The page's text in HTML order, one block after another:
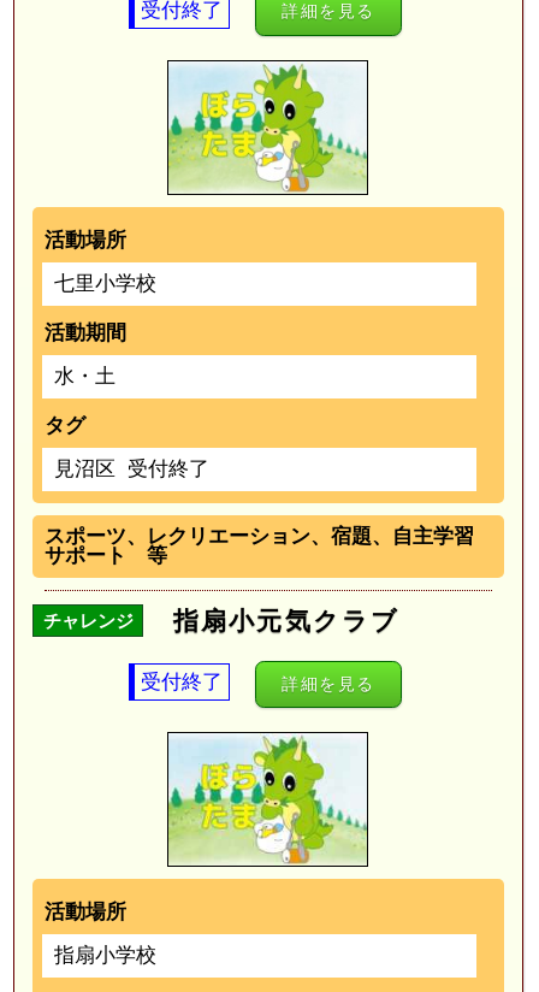
受付終了 詳細を見る
活動場所
七里小学校
活動期間
水・土
タグ
見沼区
受付終了
スポーツ、レクリエーション、宿題、自主学習
サポート 等
チャレンジ 指扇小元気クラブ
受付終了 詳細を見る
活動場所
指扇小学校